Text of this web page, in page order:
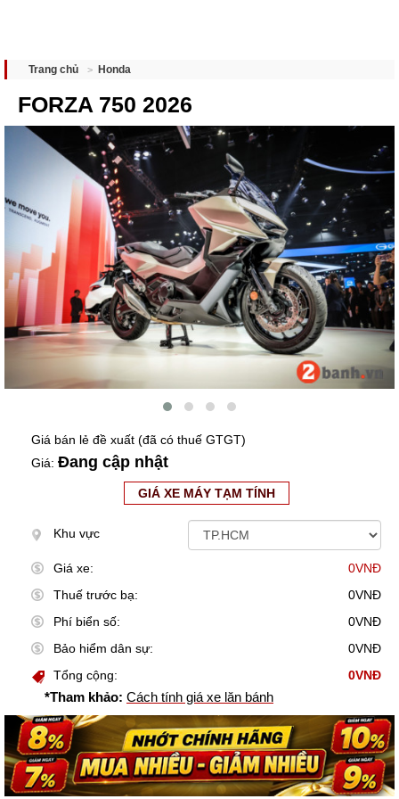
Trang chủ Honda
FORZA 750 2026
Giá bán lẻ đề xuất (đã có thuế GTGT)
Giá: Đang cập nhật
GIÁ XE MÁY TẠM TÍNH
Khu vực
Giá xe:
0VNĐ
Thuế trước bạ:
0VNĐ
Phí biển số:
0VNĐ
Bảo hiểm dân sự:
0VNĐ
Tổng cộng:
0VNĐ
*Tham khảo: Cách tính giá xe lăn bánh